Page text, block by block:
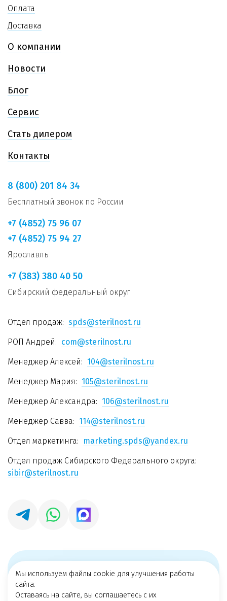
Оплата
Доставка
О компании
Новости
Блог
Сервис
Стать дилером
Контакты
8 (800) 201 84 34
Бесплатный звонок по России
+7 (4852) 75 96 07
+7 (4852) 75 94 27
Ярославль
+7 (383) 380 40 50
Сибирский федеральный округ
Отдел продаж: spds@sterilnost.ru
РОП Андрей: com@sterilnost.ru
Менеджер Алексей: 104@sterilnost.ru
Менеджер Мария: 105@sterilnost.ru
Менеджер Александра: 106@sterilnost.ru
Менеджер Савва: 114@sterilnost.ru
Отдел маркетинга: marketing.spds@yandex.ru
Отдел продаж Сибирского Федерального округа:
sibir@sterilnost.ru
Мы используем файлы cookie для улучшения работы
сайта.
Оставаясь на сайте, вы соглашаетесь с их